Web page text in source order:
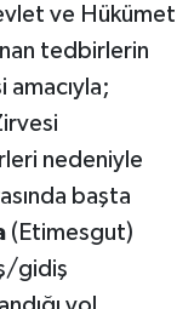
ve Hükümet
tedbirlerin
nedeniyle
başta
(Etimesgut)
gidiş